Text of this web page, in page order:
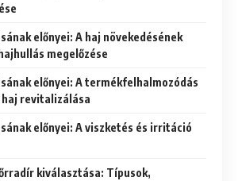
előnyei: A haj növekedésének
megelőzése
előnyei: A termékfelhalmozódás
revitalizálása
előnyei: A viszketés és irritáció
kiválasztása: Típusok,